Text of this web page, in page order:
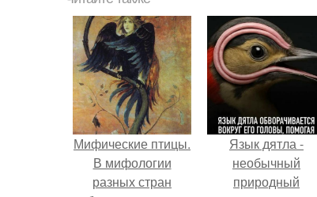
Мифические птицы.
В мифологии
разных стран
Язык дятла -
необычный
природный